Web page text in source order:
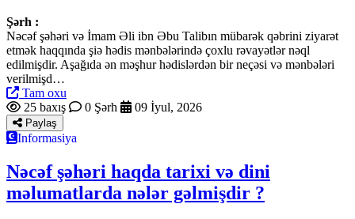
Şərh :
Nəcəf şəhəri və İmam Əli ibn Əbu Talibın mübarək qəbrini ziyarət
etmək haqqında şiə hədis mənbələrində çoxlu rəvayətlər nəql
edilmişdir. Aşağıda ən məşhur hədislərdən bir neçəsi və mənbələri
verilmişd…
Tam oxu
25 baxış
0 Şərh 09 İyul, 2026
Paylaş
Informasiya
Nəcəf şəhəri haqda tarixi və dini
məlumatlarda nələr gəlmişdir ?